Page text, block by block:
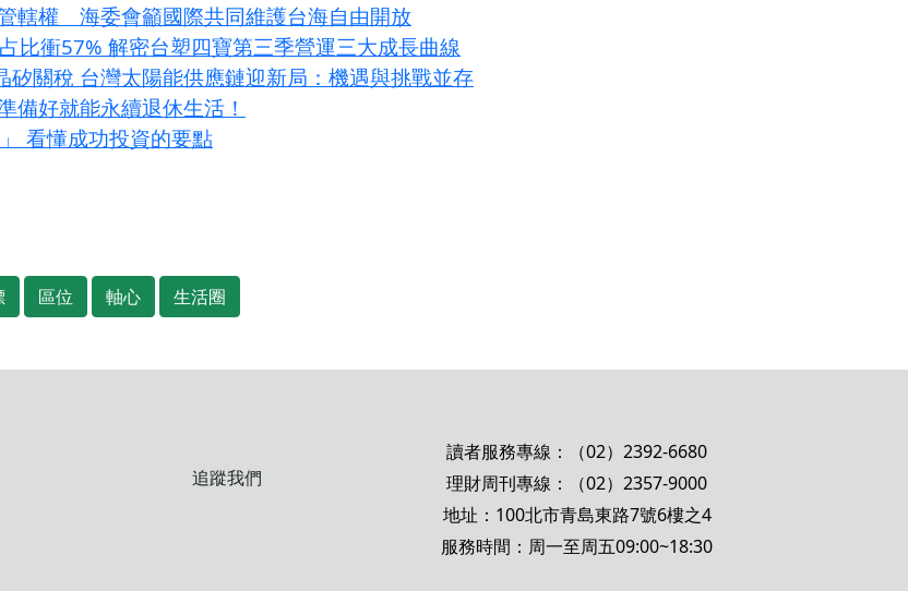
轄權 海委會籲國際共同維護台海自由開放
比衝57% 解密台塑四寶第三季營運三大成長曲線
矽關稅 台灣太陽能供應鏈迎新局：機遇與挑戰並存
備好就能永續退休生活！
看懂成功投資的要點
區位 軸心 生活圈
追蹤我們
讀者服務專線：（02）2392-6680
理財周刊專線：（02）2357-9000
地址：100北市青島東路7號6樓之4
服務時間：周一至周五09:00~18:30